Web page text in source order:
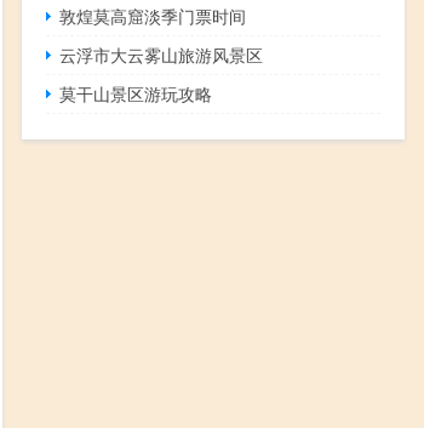
敦煌莫高窟淡季门票时间
云浮市大云雾山旅游风景区
莫干山景区游玩攻略